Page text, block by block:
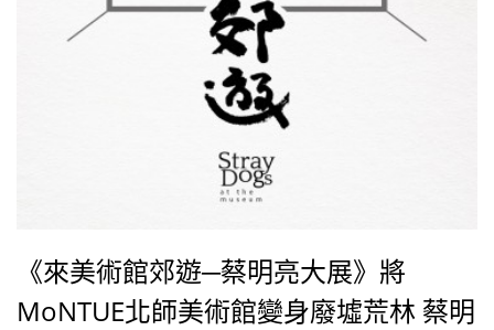
《來美術館郊遊─蔡明亮大展》將
MoNTUE北師美術館變身廢墟荒林 蔡明